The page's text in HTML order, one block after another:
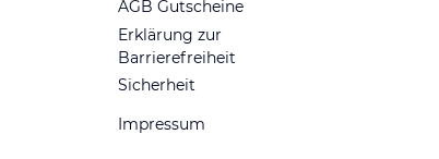
AGB Gutscheine
Erklärung zur
Barrierefreiheit
Sicherheit
Impressum